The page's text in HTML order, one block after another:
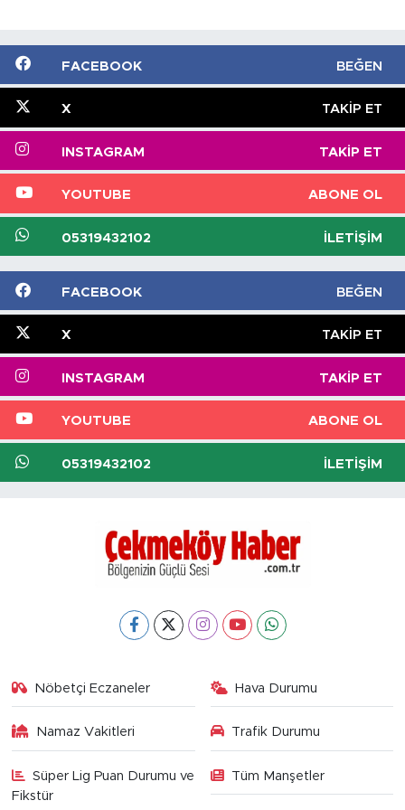
FACEBOOK BEĞEN
X TAKIP ET
INSTAGRAM TAKIP ET
YOUTUBE ABONE OL
05319432102 İLETIŞIM
FACEBOOK BEĞEN
X TAKIP ET
INSTAGRAM TAKIP ET
YOUTUBE ABONE OL
05319432102 İLETIŞIM
Nöbetçi Eczaneler Hava Durumu
Namaz Vakitleri Trafik Durumu
Süper Lig Puan Durumu ve
Fikstür
Tüm Manşetler